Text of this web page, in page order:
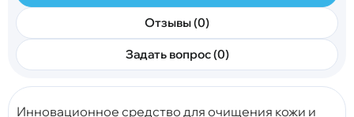
Отзывы (0)
Задать вопрос (0)
Инновационное средство для очищения кожи и